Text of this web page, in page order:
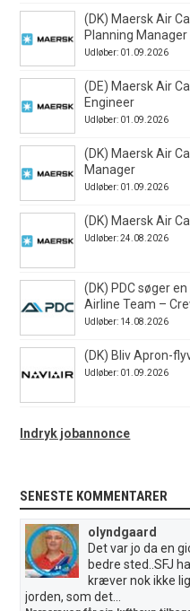
(DK) Maersk Air
Planning Manager
Udløber: 01.09.2026
(DE) Maersk Air
Engineer
Udløber: 01.09.2026
(DK) Maersk Air
Manager
Udløber: 01.09.2026
(DK) Maersk Air
Udløber: 24.08.2026
(DK) PDC søger
Airline Team –
Udløber: 14.08.2026
(DK) Bliv Apron-
Udløber: 01.09.2026
Indryk jobannonce
SENESTE KOMMENTARER
olyndgaard
Det var jo da en
bedre sted..SFJ
kræver nok ikke
jorden, som det...